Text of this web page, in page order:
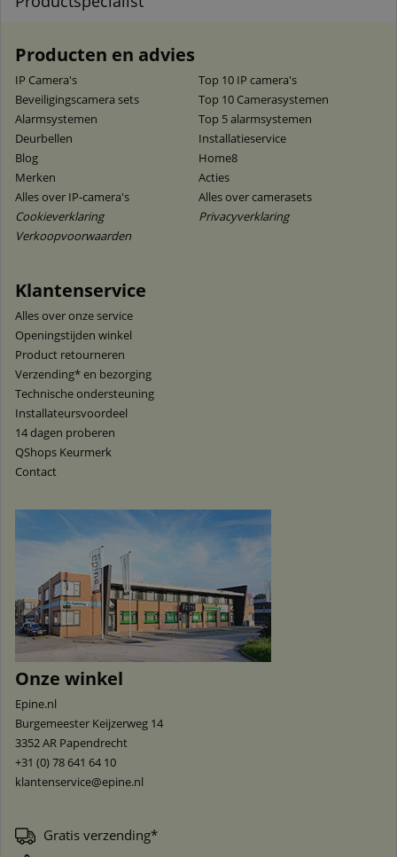
Producten en advies
IP Camera's
Top 10 IP camera's
Beveiligingscamera sets
Top 10 Camerasystemen
Alarmsystemen
Top 5 alarmsystemen
Deurbellen
Installatieservice
Blog
Home8
Merken
Acties
Alles over IP-camera's
Alles over camerasets
Cookieverklaring
Privacyverklaring
Verkoopvoorwaarden
Klantenservice
Alles over onze service
Openingstijden winkel
Product retourneren
Verzending* en bezorging
Technische ondersteuning
Installateursvoordeel
14 dagen proberen
QShops Keurmerk
Contact
Onze winkel
Epine.nl
Burgemeester Keijzerweg 14
3352 AR Papendrecht
+31 (0) 78 641 64 10
klantenservice@epine.nl
Gratis verzending*